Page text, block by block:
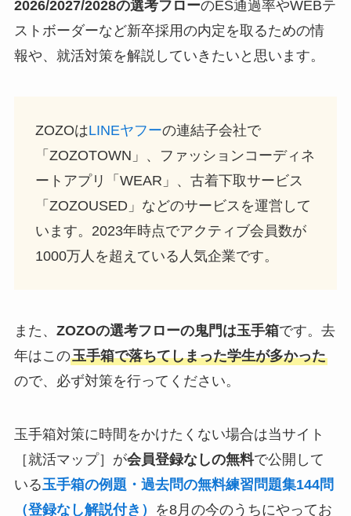
2026/2027/2028の選考フローのES通過率やWEBテ
ストボーダーなど新卒採用の内定を取るための情
報や、就活対策を解説していきたいと思います。
ZOZOはLINEヤフーの連結子会社で
「ZOZOTOWN」、ファッションコーディネ
ートアプリ「WEAR」、古着下取サービス
「ZOZOUSED」などのサービスを運営して
います。2023年時点でアクティブ会員数が
1000万人を超えている人気企業です。
また、 ZOZOの選考フローの鬼門は玉手箱です。去
年はこの玉手箱で落ちてしまった学生が多かった
ので、必ず対策を行ってください。
玉手箱対策に時間をかけたくない場合は当サイト
［就活マップ］が会員登録なしの無料で公開して
いる玉手箱の例題・過去問の無料練習問題集144問
（登録なし解説付き）
を8月の今のうちにやってお